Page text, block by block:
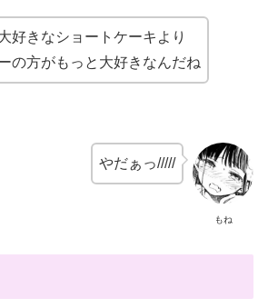
好きなショートケーキより
の方がもっと大好きなんだね
もね
やだぁっ/////